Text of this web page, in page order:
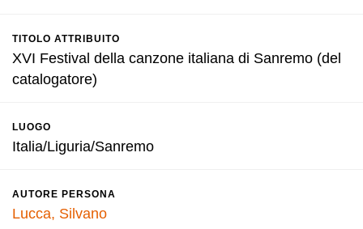
TITOLO ATTRIBUITO
XVI Festival della canzone italiana di Sanremo (del
catalogatore)
LUOGO
Italia/Liguria/Sanremo
AUTORE PERSONA
Lucca, Silvano